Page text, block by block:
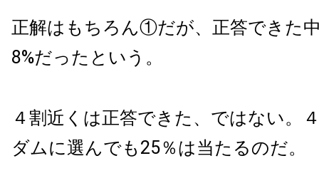
正解はもちろん①だが、正答できた
8%だったという。
４割近くは正答できた、ではない。
ダムに選んでも25％は当たるのだ。